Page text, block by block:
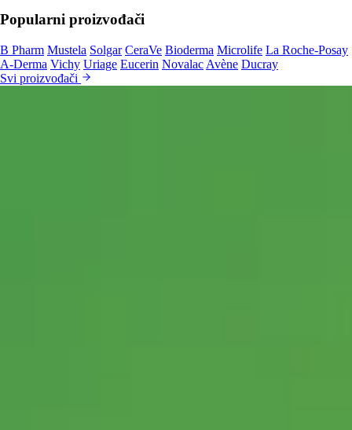
Popularni proizvođači
B Pharm Mustela Solgar CeraVe Bioderma Microlife La Roche-Posay
A-Derma Vichy Uriage Eucerin Novalac Avène Ducray
Svi proizvođači